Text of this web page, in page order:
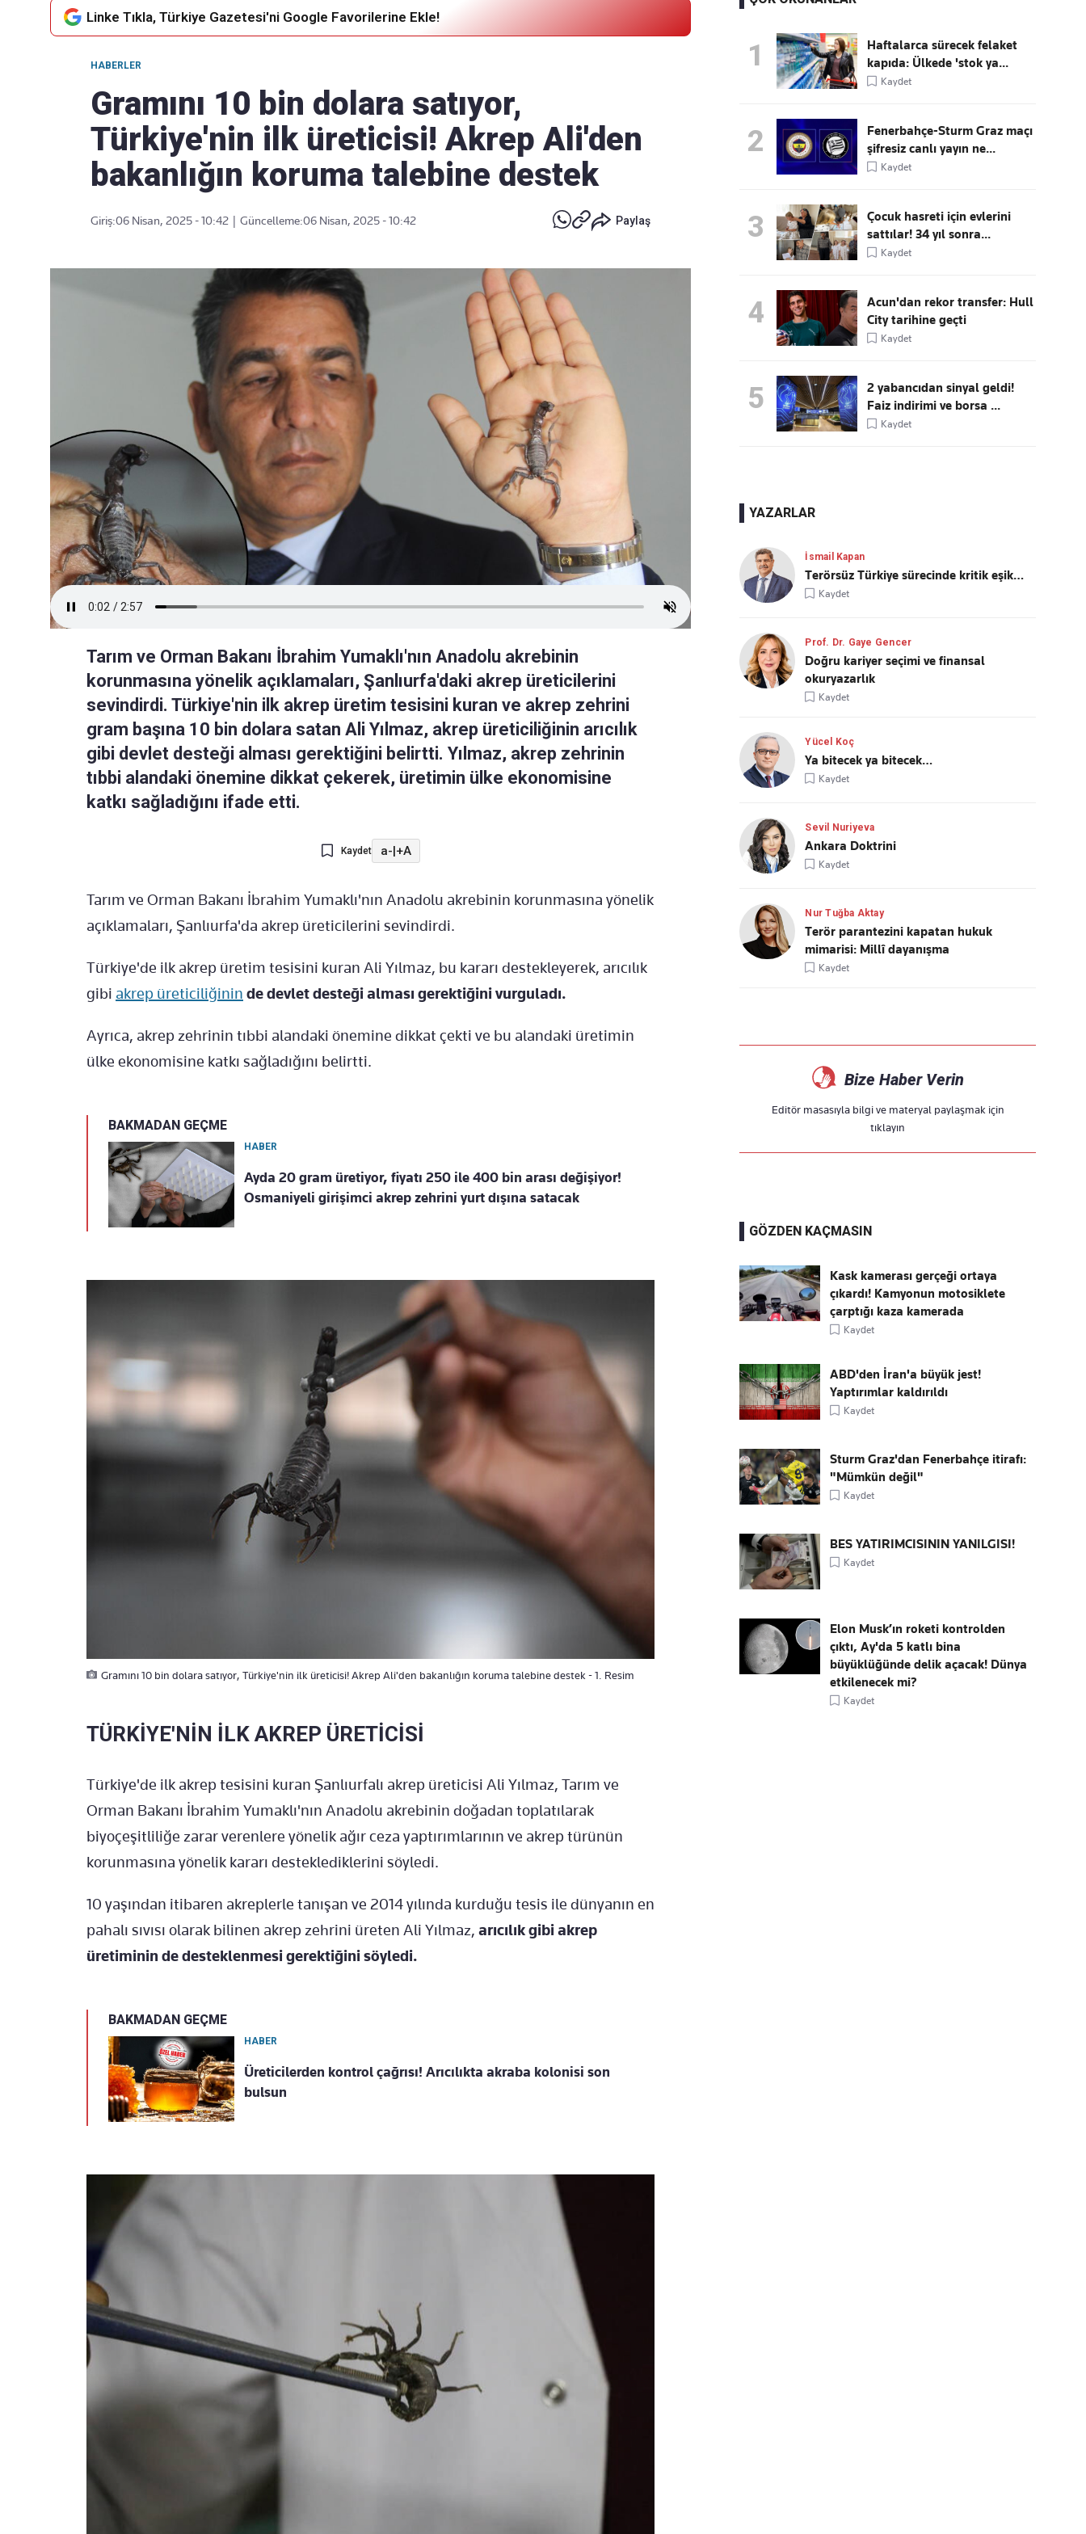
akışımıza ulaşın
göndermek için
Kaçırmayın
Ücretsiz üye olun, gündemi
Linke Tıkla, Türkiye Gazetesi'ni Google Favorilerine Ekle!
HABERLER
Gramını 10 bin dolara satıyor,
Türkiye'nin ilk üreticisi! Akrep Ali'den
bakanlığın koruma talebine destek
Giriş:06 Nisan, 2025 - 10:42 Güncelleme:06 Nisan, 2025 - 10:42 Paylaş
Tarım ve Orman Bakanı İbrahim Yumaklı'nın Anadolu akrebinin
korunmasına yönelik açıklamaları, Şanlıurfa'daki akrep üreticilerini
sevindirdi. Türkiye'nin ilk akrep üretim tesisini kuran ve akrep zehrini
gram başına 10 bin dolara satan Ali Yılmaz, akrep üreticiliğinin arıcılık
gibi devlet desteği alması gerektiğini belirtti. Yılmaz, akrep zehrinin
tıbbi alandaki önemine dikkat çekerek, üretimin ülke ekonomisine
katkı sağladığını ifade etti.
Kaydet a-|+A
Tarım ve Orman Bakanı İbrahim Yumaklı'nın Anadolu akrebinin korunmasına yönelik
açıklamaları, Şanlıurfa'da akrep üreticilerini sevindirdi.
Türkiye'de ilk akrep üretim tesisini kuran Ali Yılmaz, bu kararı destekleyerek, arıcılık
gibi akrep üreticiliğinin de devlet desteği alması gerektiğini vurguladı.
Ayrıca, akrep zehrinin tıbbi alandaki önemine dikkat çekti ve bu alandaki üretimin
ülke ekonomisine katkı sağladığını belirtti.
BAKMADAN GEÇME
HABER
Ayda 20 gram üretiyor, fiyatı 250 ile 400 bin arası değişiyor!
Osmaniyeli girişimci akrep zehrini yurt dışına satacak
Gramını 10 bin dolara satıyor, Türkiye'nin ilk üreticisi! Akrep Ali'den bakanlığın koruma talebine destek - 1. Resim
TÜRKİYE'NİN İLK AKREP ÜRETİCİSİ
Türkiye'de ilk akrep tesisini kuran Şanlıurfalı akrep üreticisi Ali Yılmaz, Tarım ve
Orman Bakanı İbrahim Yumaklı'nın Anadolu akrebinin doğadan toplatılarak
biyoçeşitliliğe zarar verenlere yönelik ağır ceza yaptırımlarının ve akrep türünün
korunmasına yönelik kararı desteklediklerini söyledi.
10 yaşından itibaren akreplerle tanışan ve 2014 yılında kurduğu tesis ile dünyanın en
pahalı sıvısı olarak bilinen akrep zehrini üreten Ali Yılmaz, arıcılık gibi akrep
üretiminin de desteklenmesi gerektiğini söyledi.
BAKMADAN GEÇME
HABER
Üreticilerden kontrol çağrısı! Arıcılıkta akraba kolonisi son
bulsun
1
Haftalarca sürecek felaket
kapıda: Ülkede 'stok ya...
Kaydet
2
Fenerbahçe-Sturm Graz maçı
şifresiz canlı yayın ne...
Kaydet
3
Çocuk hasreti için evlerini
sattılar! 34 yıl sonra...
Kaydet
4
Acun'dan rekor transfer: Hull
City tarihine geçti
Kaydet
5
2 yabancıdan sinyal geldi!
Faiz indirimi ve borsa ...
Kaydet
YAZARLAR
İsmail Kapan
Terörsüz Türkiye sürecinde kritik eşik…
Kaydet
Prof. Dr. Gaye Gencer
Doğru kariyer seçimi ve finansal
okuryazarlık
Kaydet
Yücel Koç
Ya bitecek ya bitecek…
Kaydet
Sevil Nuriyeva
Ankara Doktrini
Kaydet
Nur Tuğba Aktay
Terör parantezini kapatan hukuk
mimarisi: Millî dayanışma
Kaydet
Bize Haber Verin
Editör masasıyla bilgi ve materyal paylaşmak için
tıklayın
GÖZDEN KAÇMASIN
Kask kamerası gerçeği ortaya
çıkardı! Kamyonun motosiklete
çarptığı kaza kamerada
Kaydet
ABD'den İran'a büyük jest!
Yaptırımlar kaldırıldı
Kaydet
Sturm Graz'dan Fenerbahçe itirafı:
"Mümkün değil"
Kaydet
BES YATIRIMCISININ YANILGISI!
Kaydet
Elon Musk’ın roketi kontrolden
çıktı, Ay'da 5 katlı bina
büyüklüğünde delik açacak! Dünya
etkilenecek mi?
Kaydet